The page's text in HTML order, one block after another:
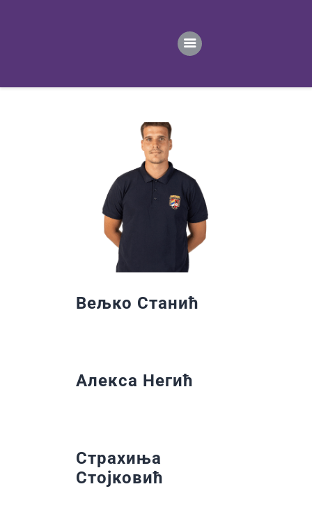
ПРОДАВНИЦА
Вељко Станић
Алекса Негић
Страхиња
Стојковић